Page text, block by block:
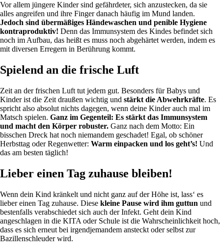
Vor allem jüngere Kinder sind gefährdeter, sich anzustecken, da sie
alles angreifen und ihre Finger danach häufig im Mund landen.
Jedoch sind übermäßiges Händewaschen und penible Hygiene
kontraproduktiv! Denn das Immunsystem des Kindes befindet sich
noch im Aufbau, das heißt es muss noch abgehärtet werden, indem es
mit diversen Erregern in Berührung kommt.
Spielend an die frische Luft
Zeit an der frischen Luft tut jedem gut. Besonders für Babys und
Kinder ist die Zeit draußen wichtig und stärkt die Abwehrkräfte. Es
spricht also absolut nichts dagegen, wenn deine Kinder auch mal im
Matsch spielen. Ganz im Gegenteil: Es stärkt das Immunsystem
und macht den Körper robuster. Ganz nach dem Motto: Ein
bisschen Dreck hat noch niemandem geschadet! Egal, ob schöner
Herbsttag oder Regenwetter: Warm einpacken und los geht’s! Und
das am besten täglich!
Lieber einen Tag zuhause bleiben!
Wenn dein Kind kränkelt und nicht ganz auf der Höhe ist, lass‘ es
lieber einen Tag zuhause. Diese kleine Pause wird ihm guttun und
bestenfalls verabschiedet sich auch der Infekt. Geht dein Kind
angeschlagen in die KITA oder Schule ist die Wahrscheinlichkeit hoch,
dass es sich erneut bei irgendjemandem ansteckt oder selbst zur
Bazillenschleuder wird.